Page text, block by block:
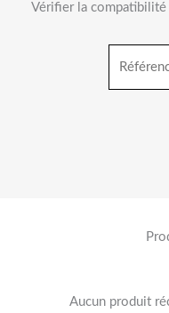
Vérifier la
Aucun produit